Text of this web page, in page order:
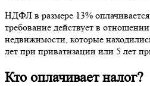
НДФЛ в размере 13%
требование действует в
недвижимости, которые
лет при приватизации или 5 лет
Кто оплачивает налог?